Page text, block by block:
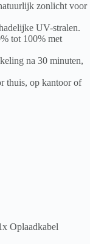
zonlicht voor
UV-stralen.
tot 100% met
na 30 minuten,
thuis, op kantoor of
Oplaadkabel